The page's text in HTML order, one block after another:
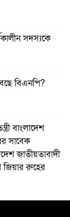
সদস্যকে
বিএনপি?
বাংলাদেশ
সাবেক
জাতীয়তাবাদী
জিয়ার রুহের